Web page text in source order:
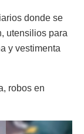
donde se
utensilios para
y vestimenta
robos en